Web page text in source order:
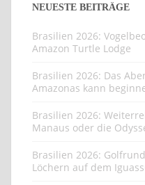
NEUESTE BEITRÄGE
Brasilien 2026:
Amazon Turtle Lodge
Brasilien 2026: Das
Amazonas kann
Brasilien 2026:
Manaus oder die
Brasilien 2026:
Löchern auf dem